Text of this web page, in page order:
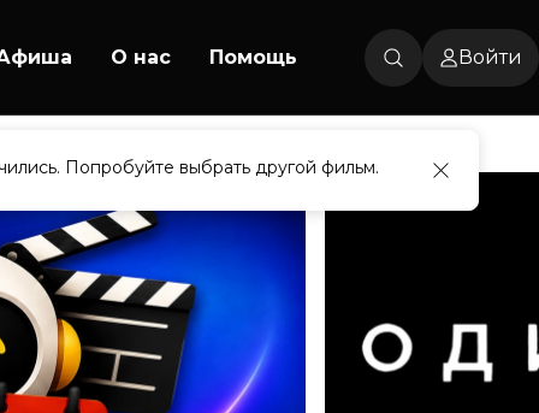
О нас Помощь Войти
Попробуйте выбрать другой фильм.